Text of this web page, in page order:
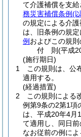
て介護補償を支
務災害補償条例(
の規定による介
は、旧条例の規定
例 およびこの規
付 則(平成
(施行期日)
1
この規則は、公
適用する。
(経過措置)
2
この規則による
例第9条の2第1項
は、平成20年4月
て適用し、同日前
なお従前の例によ